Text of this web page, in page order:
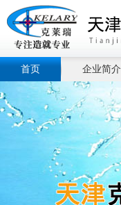
首页 企业简介